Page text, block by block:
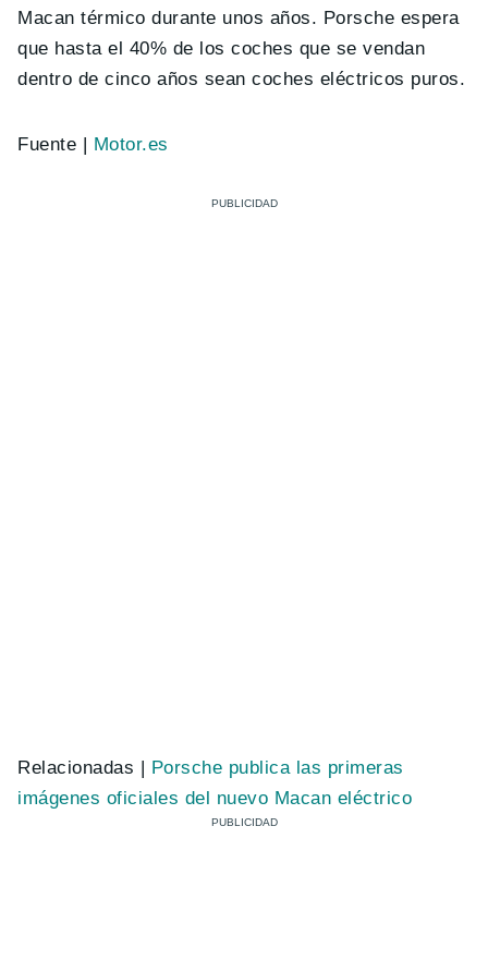
Macan térmico durante unos años. Porsche espera
que hasta el 40% de los coches que se vendan
dentro de cinco años sean coches eléctricos puros.
Fuente | Motor.es
Relacionadas |
Porsche publica las primeras
imágenes oficiales del nuevo Macan eléctrico